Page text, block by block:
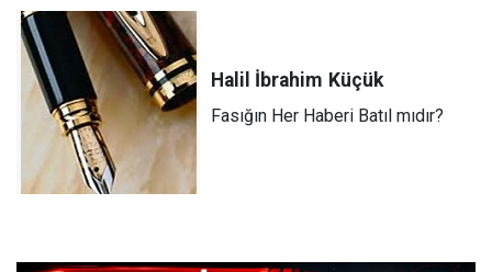
Halil İbrahim Küçük
Fasığın Her Haberi Batıl mıdır?